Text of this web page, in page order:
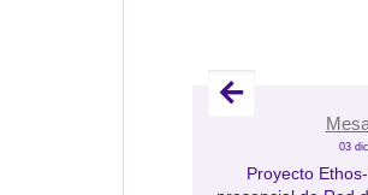
03
Proyecto